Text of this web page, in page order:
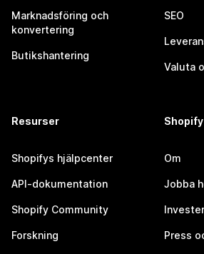
Marknadsföring och
konvertering
Butikshantering
SEO
Valuta
Resurser
Shopifys hjälpcenter
API-dokumentation
Shopify Community
Forskning
Shopify
Om
Jobba
Press